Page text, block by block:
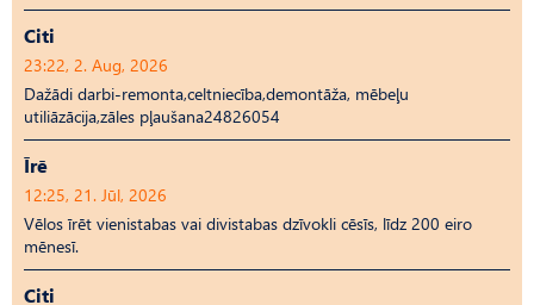
Citi
23:22, 2. Aug, 2026
Dažādi darbi-remonta,celtniecība,demontāža, mēbeļu
utiliāzācija,zāles pļaušana24826054
Īrē
12:25, 21. Jūl, 2026
Vēlos īrēt vienistabas vai divistabas dzīvokli cēsīs, līdz 200 eiro
mēnesī.
Citi